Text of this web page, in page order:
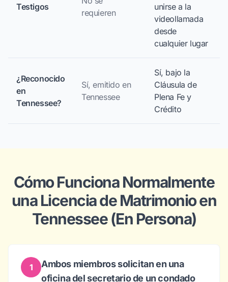
Testigos
requieren
unirse a la
videollamada
desde
cualquier lugar
¿Reconocido
en
Tennessee?
Sí, emitido en
Tennessee
Sí, bajo la
Cláusula de
Plena Fe y
Crédito
Cómo Funciona Normalmente
una Licencia de Matrimonio en
Tennessee (En Persona)
1
Ambos miembros solicitan en una
oficina del secretario de un condado